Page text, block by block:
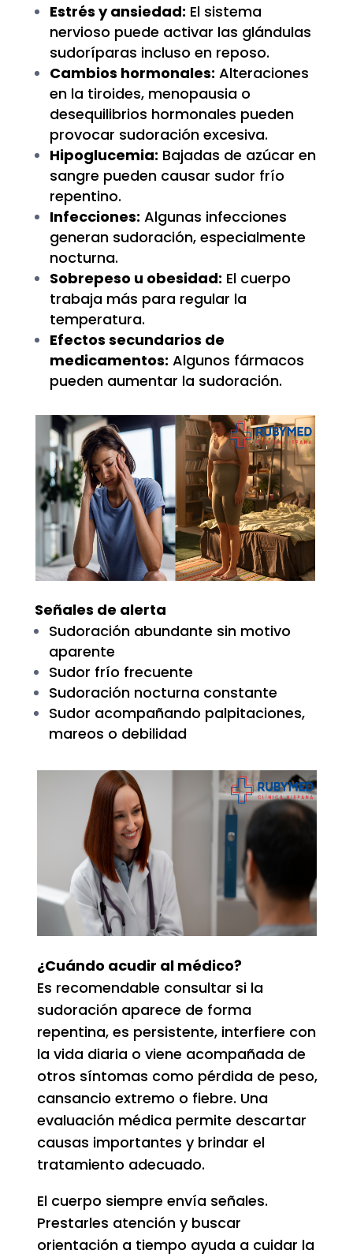
Estrés y ansiedad: El sistema
nervioso puede activar las glándulas
sudoríparas incluso en reposo.
Cambios hormonales: Alteraciones
en la tiroides, menopausia o
desequilibrios hormonales pueden
provocar sudoración excesiva.
Hipoglucemia: Bajadas de azúcar en
sangre pueden causar sudor frío
repentino.
Infecciones: Algunas infecciones
generan sudoración, especialmente
nocturna.
Sobrepeso u obesidad: El cuerpo
trabaja más para regular la
temperatura.
Efectos secundarios de
medicamentos: Algunos fármacos
pueden aumentar la sudoración.
Señales de alerta
Sudoración abundante sin motivo
aparente
Sudor frío frecuente
Sudoración nocturna constante
Sudor acompañando palpitaciones,
mareos o debilidad
¿Cuándo acudir al médico?
Es recomendable consultar si la
sudoración aparece de forma
repentina, es persistente, interfiere con
la vida diaria o viene acompañada de
otros síntomas como pérdida de peso,
cansancio extremo o fiebre. Una
evaluación médica permite descartar
causas importantes y brindar el
tratamiento adecuado.
El cuerpo siempre envía señales.
Prestarles atención y buscar
orientación a tiempo ayuda a cuidar la